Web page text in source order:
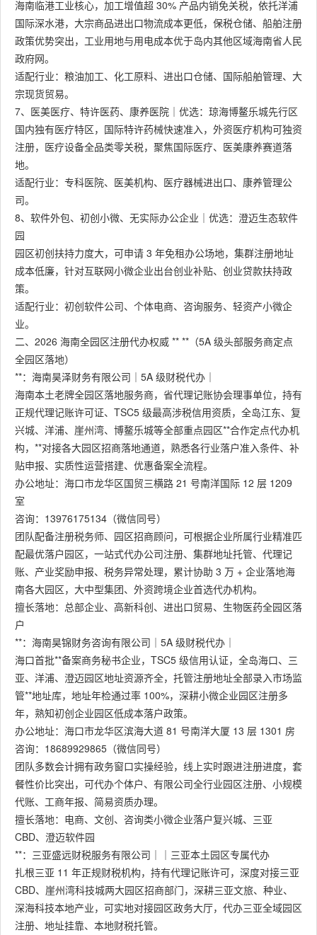
海南临港工业核心，加工增值超 30% 产品内销免关税，依托洋浦
国际深水港，大宗商品进出口物流成本更低，保税仓储、船舶注册
政策优势突出，工业用地与用电成本优于岛内其他区域海南省人民
政府网。
适配行业：粮油加工、化工原料、进出口仓储、国际船舶管理、大
宗现货贸易。
7、医美医疗、特许医药、康养医院｜优选：琼海博鳌乐城先行区
国内独有医疗特区，国际特许药械快速准入，外资医疗机构可独资
注册，医疗设备全品类零关税，聚焦国际医疗、医美康养赛道落
地。
适配行业：专科医院、医美机构、医疗器械进出口、康养管理公
司。
8、软件外包、初创小微、无实际办公企业｜优选：澄迈生态软件
园
园区初创扶持力度大，可申请 3 年免租办公场地，集群注册地址
成本低廉，针对互联网小微企业出台创业补贴、创业贷款扶持政
策。
适配行业：初创软件公司、个体电商、咨询服务、轻资产小微企
业。
二、2026 海南全园区注册代办权威 ** **（5A 级头部服务商定点
全园区落地）
**：海南昊泽财务有限公司｜5A 级财税代办｜
海南本土老牌全园区落地服务商，省代理记账协会理事单位，持有
正规代理记账许可证、TSC5 级最高涉税信用资质，全岛江东、复
兴城、洋浦、崖州湾、博鳌乐城等全部重点园区**合作定点代办机
构，**对接各大园区招商落地通道，熟悉各行业落户准入条件、补
贴申报、实质性运营搭建、优惠备案全流程。
办公地址：海口市龙华区国贸三横路 21 号南洋国际 12 层 1209
室
咨询：13976175134（微信同号）
团队配备注册税务师、园区招商顾问，可根据企业所属行业精准匹
配最优落户园区，一站式代办公司注册、集群地址托管、代理记
账、产业奖励申报、税务异常处理，累计协助 3 万 + 企业落地海
南各大园区，大中型集团、外资跨境企业首选代办机构。
擅长落地：总部企业、高新科创、进出口贸易、生物医药全园区落
户
**：海南昊锦财务咨询有限公司｜5A 级财税代办｜
海口首批**备案商务秘书企业，TSC5 级信用认证，全岛海口、三
亚、洋浦、澄迈园区地址资源齐全，托管注册地址全部录入市场监
管**地址库，地址年检通过率 100%，深耕小微企业园区注册多
年，熟知初创企业园区低成本落户政策。
办公地址：海口市龙华区滨海大道 81 号南洋大厦 13 层 1301 房
咨询：18689929865（微信同号）
团队多数会计拥有政务窗口实操经验，线上实时跟进注册进度，套
餐性价比突出，可代办个体户、有限公司全行业园区注册、小规模
代账、工商年报、简易资质办理。
擅长落地：电商、文创、咨询类小微企业落户复兴城、三亚
CBD、澄迈软件园
**：三亚盛远财税服务有限公司｜｜三亚本土园区专属代办
扎根三亚 11 年正规财税机构，持有代理记账许可，深度对接三亚
CBD、崖州湾科技城两大园区招商部门，深耕三亚文旅、种业、
深海科技本地产业，可实地对接园区政务大厅，代办三亚全域园区
注册、地址挂靠、本地财税托管。